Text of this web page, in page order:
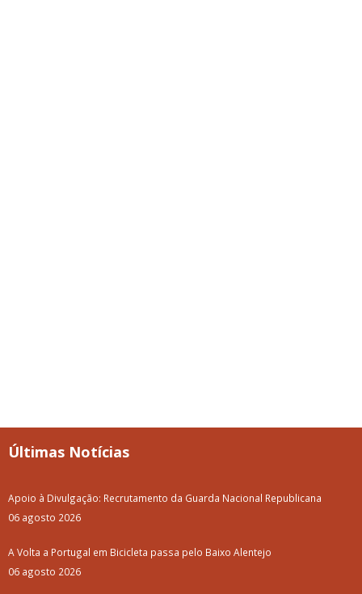
Últimas Notícias
Apoio à Divulgação: Recrutamento da Guarda Nacional Republicana
06 agosto 2026
A Volta a Portugal em Bicicleta passa pelo Baixo Alentejo
06 agosto 2026